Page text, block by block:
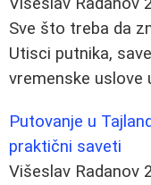
Sve što treba da
Utisci putnika,
vremenske uslove
Putovanje u
praktični saveti
Višeslav Radanov